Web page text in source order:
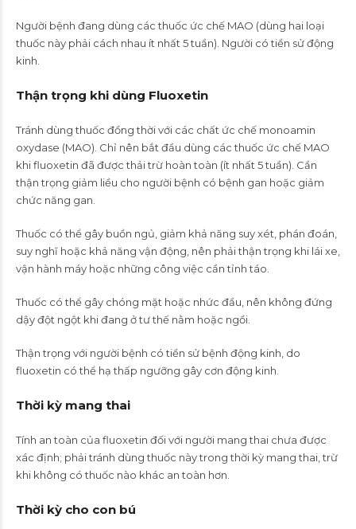
Người bệnh đang dùng các thuốc ức chế MAO (dùng hai loại
thuốc này phải cách nhau ít nhất 5 tuần). Người có tiền sử động
kinh.
Thận trọng khi dùng Fluoxetin
Tránh dùng thuốc đồng thời với các chất ức chế monoamin
oxydase (MAO). Chỉ nên bắt đầu dùng các thuốc ức chế MAO
khi fluoxetin đã được thải trừ hoàn toàn (ít nhất 5 tuần). Cần
thận trọng giảm liều cho người bệnh có bệnh gan hoặc giảm
chức năng gan.
Thuốc có thể gây buồn ngủ, giảm khả năng suy xét, phán đoán,
suy nghĩ hoặc khả năng vận động, nên phải thận trọng khi lái xe,
vận hành máy hoặc những công việc cần tỉnh táo.
Thuốc có thể gây chóng mặt hoặc nhức đầu, nên không đứng
dậy đột ngột khi đang ở tư thế nằm hoặc ngồi.
Thận trọng với người bệnh có tiền sử bệnh động kinh, do
fluoxetin có thể hạ thấp ngưỡng gây cơn động kinh.
Thời kỳ mang thai
Tính an toàn của fluoxetin đối với người mang thai chưa được
xác định; phải tránh dùng thuốc này trong thời kỳ mang thai, trừ
khi không có thuốc nào khác an toàn hơn.
Thời kỳ cho con bú